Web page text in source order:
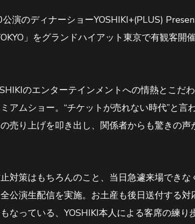
演のディナーショーYOSHIKI+(PLUS)
」をグランドハイアット東京で有観客開
のエンターテインメントへの情熱とこだ
アムショー。“チケットが売れない時代”と言
売り上げを叩き出し、関係者からも驚きの
対策はもちろんのこと、当日急遽来場でき
公演生配信を実施。お土産も後日送付する
なっている、YOSHIKI本人による客席の練り